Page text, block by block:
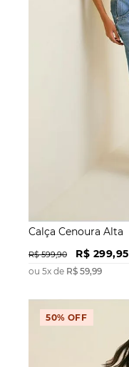
Calça Cenoura Alta
R$ 599,90 R$ 299,95
ou 5x de R$ 59,99
50% OFF